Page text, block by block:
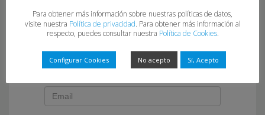
Nombre *
Para obtener más información sobre nuestras políticas de datos,
visite nuestra Política de privacidad. Para obtener más información al
respecto, puedes consultar nuestra Política de Cookies.
Configurar Cookies No acepto Sí, Acepto